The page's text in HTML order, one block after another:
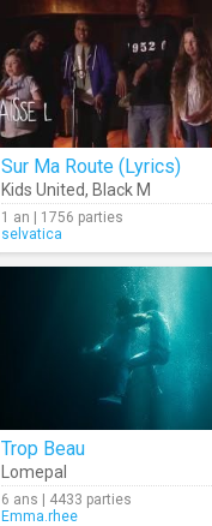
Sur Ma Route (Lyrics)
Kids United, Black M
1 an | 1756 parties
selvatica
Trop Beau
Lomepal
6 ans | 4433 parties
Emma.rhee